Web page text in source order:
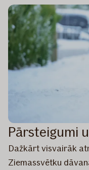
Pārsteigumi
Dažkārt visvairāk
Ziemassvētku